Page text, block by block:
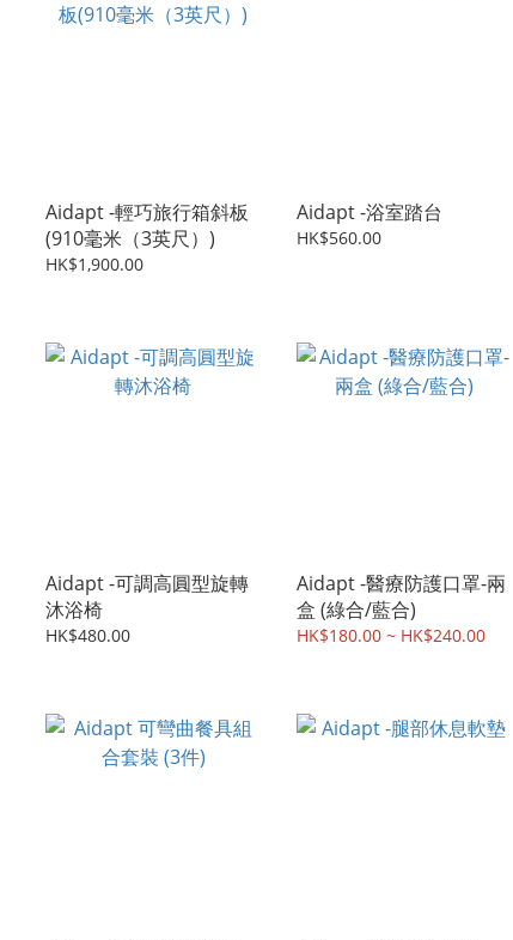
Aidapt -輕巧旅行箱斜板
(910毫米（3英尺）)
HK$1,900.00
Aidapt -浴室踏台
HK$560.00
Aidapt -可調高圓型旋轉
沐浴椅
HK$480.00
Aidapt -醫療防護口罩-兩
盒 (綠合/藍合)
HK$180.00 ~ HK$240.00